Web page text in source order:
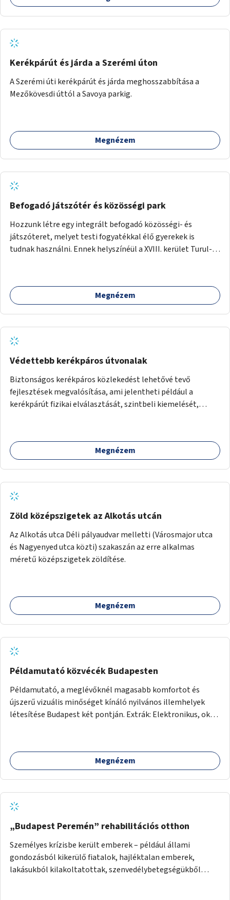
Kerékpárút és járda a Szerémi úton
A Szerémi úti kerékpárút és járda meghosszabbítása a
Mezőkövesdi úttól a Savoya parkig.
Megnézem
Befogadó játszótér és közösségi park
Hozzunk létre egy integrált befogadó közösségi- és
játszóteret, melyet testi fogyatékkal élő gyerekek is
tudnak használni. Ennek helyszínéül a XVIII. kerület Turul-
játszótér kialakítására.
Megnézem
Védettebb kerékpáros útvonalak
Biztonságos kerékpáros közlekedést lehetővé tevő
fejlesztések megvalósítása, ami jelentheti például a
kerékpárút fizikai elválasztását, szintbeli kiemelését,
vagy akár egyes egyirányú utcák megnyitását
szembeforgalmú kerékpározásra.
Megnézem
Zöld középszigetek az Alkotás utcán
Az Alkotás utca Déli pályaudvar melletti (Városmajor utca
és Nagyenyed utca közti) szakaszán az erre alkalmas
méretű középszigetek zöldítése.
Megnézem
Példamutató közvécék Budapesten
Példamutató, a meglévőknél magasabb komfortot és
újszerű vizuális minőséget kínáló nyilvános illemhelyek
létesítése Budapest két pontján. Extrák: Elektronikus, okos
(pl. ivókút, telefontöltés).
Megnézem
„Budapest Peremén” rehabilitációs otthon
Személyes krízisbe került emberek – például állami
gondozásból kikerülő fiatalok, hajléktalan emberek,
lakásukból kilakoltatottak, szenvedélybetegségükből